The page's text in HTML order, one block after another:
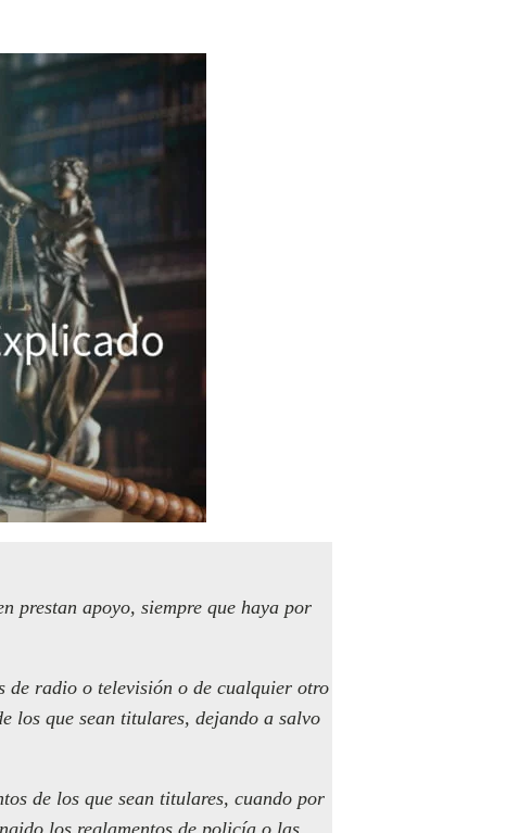
prestan apoyo, siempre que haya por
de radio o televisión o de cualquier otro
los que sean titulares, dejando a salvo
de los que sean titulares, cuando por
los reglamentos de policía o las